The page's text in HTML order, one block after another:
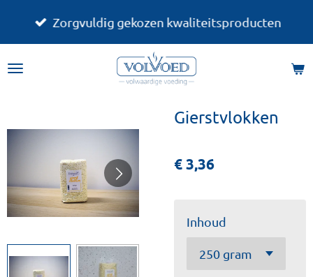
de
Zorgvuldig gekozen kwaliteitsproducten
Gierstvlokken
€ 3,36
Inhoud